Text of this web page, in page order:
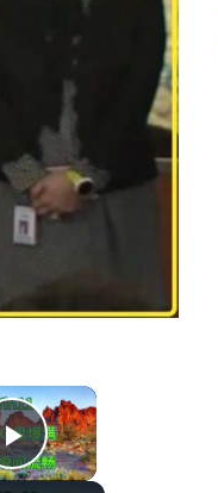
×
Play Video